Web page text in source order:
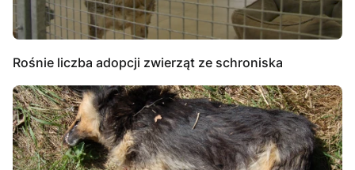
Rośnie liczba adopcji zwierząt ze schroniska